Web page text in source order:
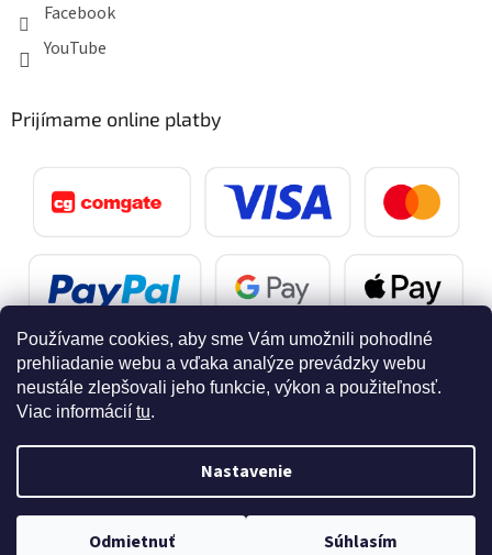
Používame cookies, aby sme Vám umožnili pohodlné
prehliadanie webu a vďaka analýze prevádzky webu
neustále zlepšovali jeho funkcie, výkon a použiteľnosť.
Viac informácií tu.
Nastavenie
Odmietnuť Súhlasím
Doprava zdarma pri nákupe nad 40 eur
Facebook
YouTube
Prijímame online platby
Vytvoril Shoptet
Copyright 2026SvetelnaPosta.sk. Všetky práva vyhradené.
Upraviť nastavenie cookies